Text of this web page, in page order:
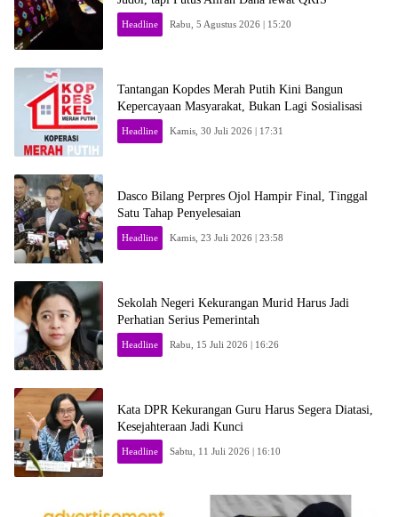
Headline Rabu, 5 Agustus 2026 | 15:20
Tantangan Kopdes Merah Putih Kini Bangun
Kepercayaan Masyarakat, Bukan Lagi Sosialisasi
Headline Kamis, 30 Juli 2026 | 17:31
Dasco Bilang Perpres Ojol Hampir Final, Tinggal
Satu Tahap Penyelesaian
Headline Kamis, 23 Juli 2026 | 23:58
Sekolah Negeri Kekurangan Murid Harus Jadi
Perhatian Serius Pemerintah
Headline Rabu, 15 Juli 2026 | 16:26
Kata DPR Kekurangan Guru Harus Segera Diatasi,
Kesejahteraan Jadi Kunci
Headline Sabtu, 11 Juli 2026 | 16:10